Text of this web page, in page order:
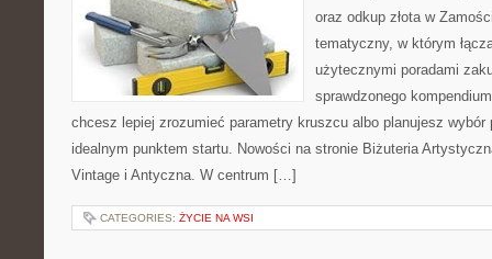
oraz odkup złota w
tematyczny, w którym
użytecznymi poradami
sprawdzonego
chcesz lepiej zrozumieć parametry kruszcu albo planujesz
idealnym punktem startu. Nowości na stronie Biżuteria
Vintage i Antyczna. W centrum […]
CATEGORIES: ŻYCIE NA WSI